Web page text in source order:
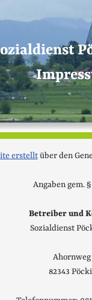
erstelltüber den
Angaben gem.
Betreiber und
Sozialdienst
Ahornweg
82343